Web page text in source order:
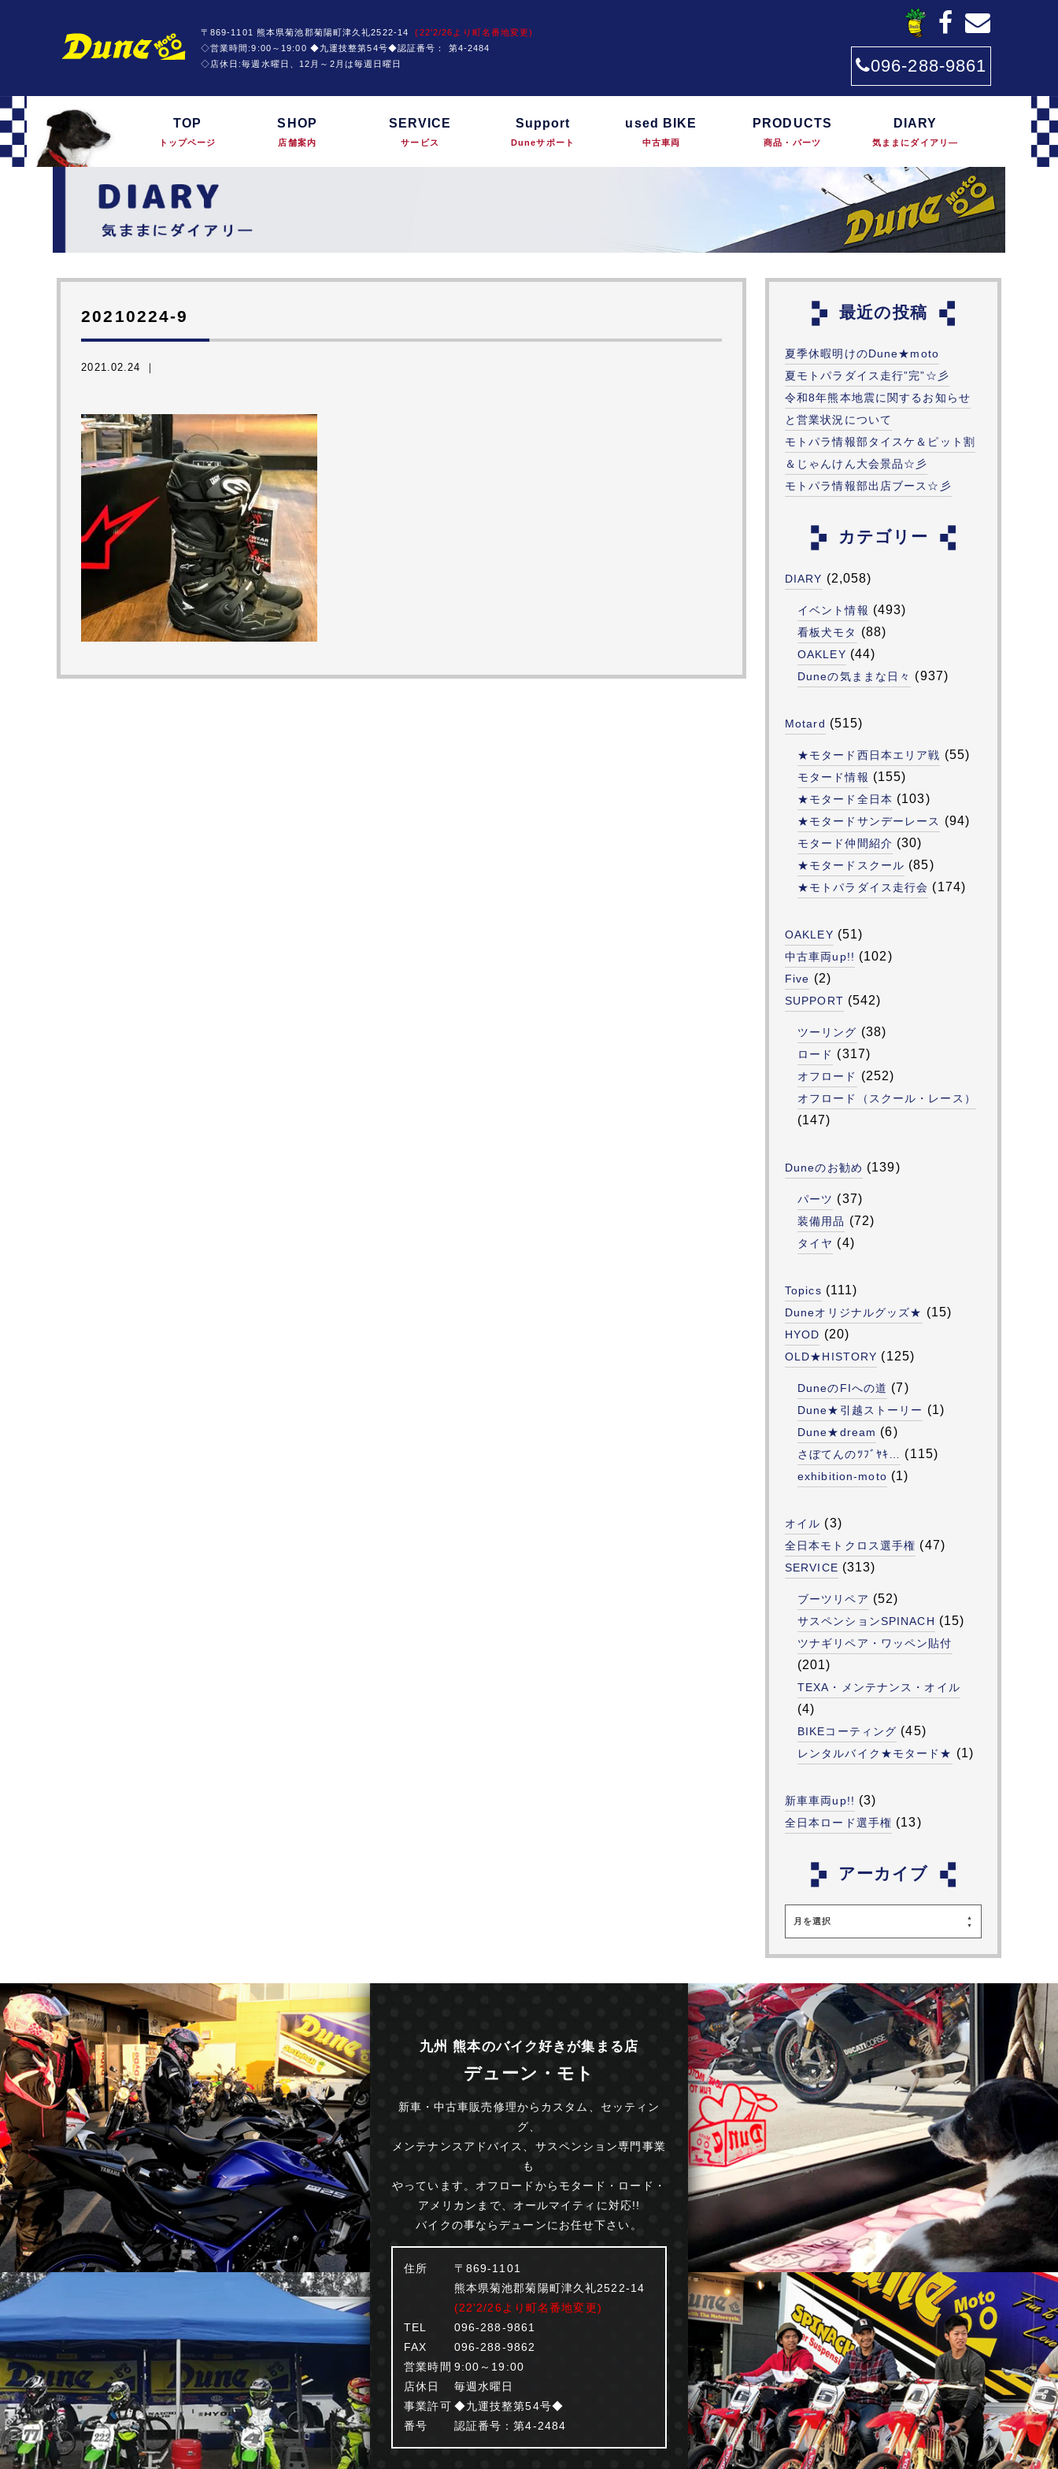
〒869-1101 熊本県菊池郡菊陽町津久礼2522-14(22'2/26より町名番地変更)
◇営業時間:9:00～19:00 ◆九運技整第54号◆認証番号： 第4-2484
◇店休日:毎週水曜日、12月～2月は毎週日曜日
096-288-9861
TOP
トップページ
SHOP
店舗案内
SERVICE
サービス
Support
Duneサポート
used BIKE
中古車両
PRODUCTS
商品・パーツ
DIARY
気ままにダイアリ―
20210224-9
2021.02.24 ｜
最近の投稿
夏季休暇明けのDune★moto
夏モトパラダイス走行”完”☆彡
令和8年熊本地震に関するお知らせ
と営業状況について
モトパラ情報部タイスケ＆ピット割
＆じゃんけん大会景品☆彡
モトパラ情報部出店ブース☆彡
カテゴリー
DIARY (2,058)
イベント情報 (493)
看板犬モタ (88)
OAKLEY (44)
Duneの気ままな日々 (937)
Motard (515)
★モタード西日本エリア戦 (55)
モタード情報 (155)
★モタード全日本 (103)
★モタードサンデーレース (94)
モタード仲間紹介 (30)
★モタードスクール (85)
★モトパラダイス走行会 (174)
OAKLEY (51)
中古車両up!! (102)
Five (2)
SUPPORT (542)
ツーリング (38)
ロード (317)
オフロード (252)
オフロード（スクール・レース）
(147)
Duneのお勧め (139)
パーツ (37)
装備用品 (72)
タイヤ (4)
Topics (111)
Duneオリジナルグッズ★ (15)
HYOD (20)
OLD★HISTORY (125)
DuneのFIへの道 (7)
Dune★引越ストーリー (1)
Dune★dream (6)
さぼてんのﾂﾌﾞﾔｷ… (115)
exhibition-moto (1)
オイル (3)
全日本モトクロス選手権 (47)
SERVICE (313)
ブーツリペア (52)
サスペンションSPINACH (15)
ツナギリペア・ワッペン貼付
(201)
TEXA・メンテナンス・オイル
(4)
BIKEコーティング (45)
レンタルバイク★モタード★ (1)
新車車両up!! (3)
全日本ロード選手権 (13)
アーカイブ
月を選択
九州 熊本のバイク好きが集まる店
デューン・モト
新車・中古車販売修理からカスタム、セッティン
グ、
メンテナンスアドバイス、サスペンション専門事業
も
やっています。オフロードからモタード・ロード・
アメリカンまで、オールマイティに対応!!
バイクの事ならデューンにお任せ下さい。
住所
〒869-1101
熊本県菊池郡菊陽町津久礼2522-14
(22'2/26より町名番地変更)
TEL
096-288-9861
FAX
096-288-9862
営業時間 9:00～19:00
店休日
毎週水曜日
事業許可
番号
◆九運技整第54号◆
認証番号：第4-2484